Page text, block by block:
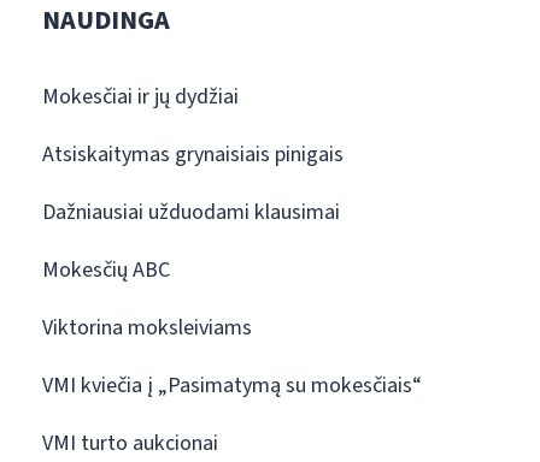
NAUDINGA
Mokesčiai ir jų dydžiai
Atsiskaitymas grynaisiais pinigais
Dažniausiai užduodami klausimai
Mokesčių ABC
Viktorina moksleiviams
VMI kviečia į „Pasimatymą su mokesčiais“
VMI turto aukcionai